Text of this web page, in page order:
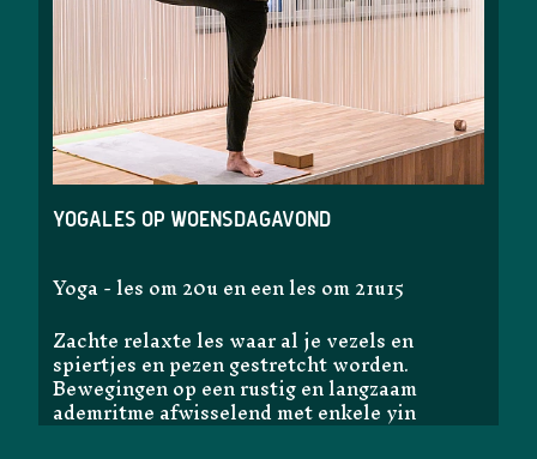
Yogales op woensdagavond
Yoga - les om 20u en een les om 21u15
Zachte relaxte les waar al je vezels en
spiertjes en pezen gestretcht worden.
Bewegingen op een rustig en langzaam
ademritme afwisselend met enkele yin
houdingen.